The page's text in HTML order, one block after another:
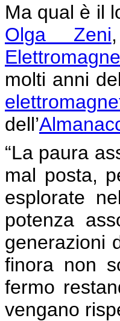
Ma qual è il
Olga Zeni
molti anni
dell’
“La paura
mal posta,
esplorate
potenza
generazioni
finora non
fermo
vengano